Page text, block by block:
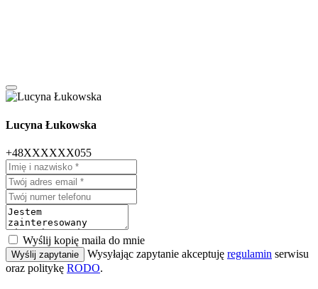
Lucyna Łukowska
+48XXXXXX055
Wyślij kopię maila do mnie
Wyślij zapytanie Wysyłając zapytanie akceptuję regulamin serwisu
oraz politykę RODO.